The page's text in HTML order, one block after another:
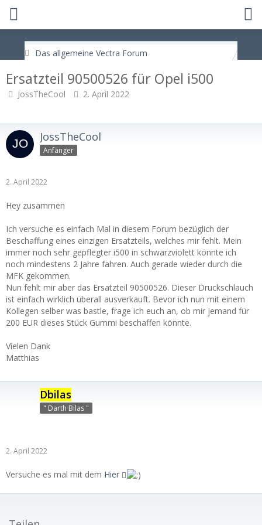
Das allgemeine Vectra Forum
Ersatzteil 90500526 für Opel i500
JossTheCool 2. April 2022
JossTheCool
Anfänger
2. April 2022
Hey zusammen
Ich versuche es einfach Mal in diesem Forum bezüglich der
Beschaffung eines einzigen Ersatzteils, welches mir fehlt. Mein
immer noch sehr gepflegter i500 in schwarzviolett könnte ich
noch mindestens 2 Jahre fahren. Auch gerade wieder durch die
MFK gekommen.
Nun fehlt mir aber das Ersatzteil 90500526. Dieser Druckschlauch
ist einfach wirklich überall ausverkauft. Bevor ich nun mit einem
Kollegen selber was bastle, frage ich euch an, ob mir jemand für
200 EUR dieses Stück Gummi beschaffen könnte.
Vielen Dank
Matthias
Dbilas
" Darth Bilas "
2. April 2022
Versuche es mal mit dem Hier